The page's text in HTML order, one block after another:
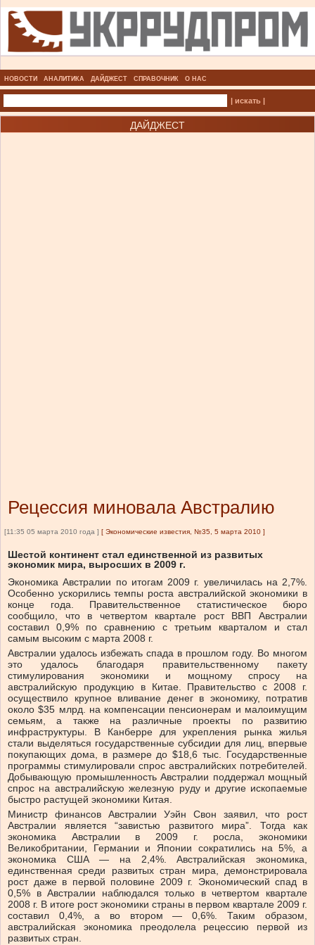
НОВОСТИ АНАЛИТИКА ДАЙДЖЕСТ СПРАВОЧНИК О НАС
| искать |
ДАЙДЖЕСТ
Рецессия миновала Австралию
[11:35 05 марта 2010 года ] [ Экономические известия, №35, 5 марта 2010 ]
Шестой континент стал единственной из развитых
экономик мира, выросших в 2009 г.
Экономика Австралии по итогам 2009 г. увеличилась на 2,7%.
Особенно ускорились темпы роста австралийской экономики в
конце года. Правительственное статистическое бюро
сообщило, что в четвертом квартале рост ВВП Австралии
составил 0,9% по сравнению с третьим кварталом и стал
самым высоким с марта 2008 г.
Австралии удалось избежать спада в прошлом году. Во многом
это удалось благодаря правительственному пакету
стимулирования экономики и мощному спросу на
австралийскую продукцию в Китае. Правительство с 2008 г.
осуществило крупное вливание денег в экономику, потратив
около $35 млрд. на компенсации пенсионерам и малоимущим
семьям, а также на различные проекты по развитию
инфраструктуры. В Канберре для укрепления рынка жилья
стали выделяться государственные субсидии для лиц, впервые
покупающих дома, в размере до $18,6 тыс. Государственные
программы стимулировали спрос австралийских потребителей.
Добывающую промышленность Австралии поддержал мощный
спрос на австралийскую железную руду и другие ископаемые
быстро растущей экономики Китая.
Министр финансов Австралии Уэйн Свон заявил, что рост
Австралии является “завистью развитого мира”. Тогда как
экономика Австралии в 2009 г. росла, экономики
Великобритании, Германии и Японии сократились на 5%, а
экономика США — на 2,4%. Австралийская экономика,
единственная среди развитых стран мира, демонстрировала
рост даже в первой половине 2009 г. Экономический спад в
0,5% в Австралии наблюдался только в четвертом квартале
2008 г. В итоге рост экономики страны в первом квартале 2009 г.
составил 0,4%, а во втором — 0,6%. Таким образом,
австралийская экономика преодолела рецессию первой из
развитых стран.